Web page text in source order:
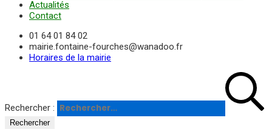
Actualités
Contact
01 64 01 84 02
mairie.fontaine-fourches@wanadoo.fr
Horaires de la mairie
Rechercher :